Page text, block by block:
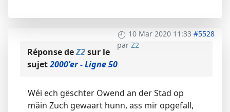
10 Mar 2020 11:33 #5528
par Z2
Réponse deZ2sur le
sujet2000'er - Ligne 50
Wéi ech gëschter Owend an der Stad op
mäin Zuch gewaart hunn, ass mir opgefall,